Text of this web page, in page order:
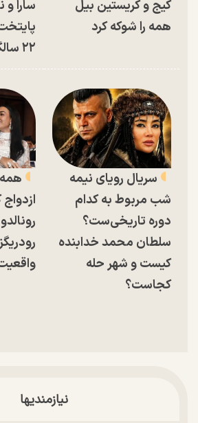
کیج و کریستین بیل
همه را شوکه کرد
سارا و
۲۲ سالگی + تصاویر
سریال رویای نیمه
شب مربوط به کدام
دوره تاریخی‌ست؟
سلطان محمد خدابنده
کیست و شهر حله
کجاست؟
نیازمندیها